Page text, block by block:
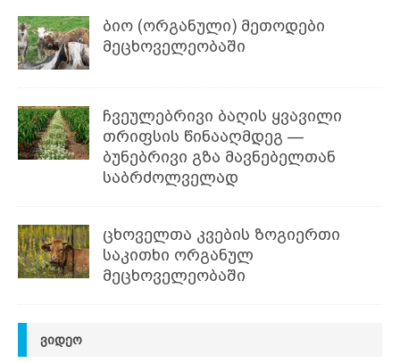
ბიო (ორგანული) მეთოდები
მეცხოველეობაში
ჩვეულებრივი ბაღის ყვავილი
თრიფსის წინააღმდეგ —
ბუნებრივი გზა მავნებელთან
საბრძოლველად
ცხოველთა კვების ზოგიერთი
საკითხი ორგანულ
მეცხოველეობაში
ᲕᲘᲓᲔᲝ